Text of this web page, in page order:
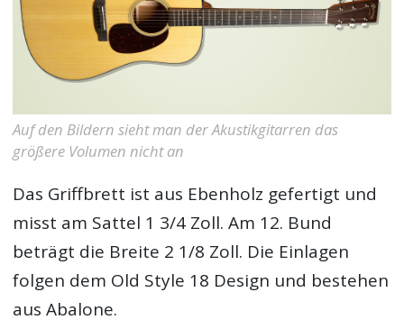
Auf den Bildern sieht man der Akustikgitarren das
größere Volumen nicht an
Das Griffbrett ist aus Ebenholz gefertigt und
misst am Sattel 1 3/4 Zoll. Am 12. Bund
beträgt die Breite 2 1/8 Zoll. Die Einlagen
folgen dem Old Style 18 Design und bestehen
aus Abalone.